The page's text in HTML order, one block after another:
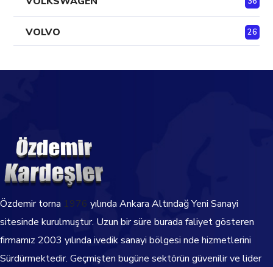
VOLVO 26
Özdemir torna 1976 yılında Ankara Altındağ Yeni Sanayi
sitesinde kurulmuştur. Uzun bir süre burada faliyet gösteren
firmamız 2003 yılında ivedik sanayi bölgesi nde hizmetlerini
Sürdürmektedir. Geçmişten bugüne sektörün güvenilir ve lider